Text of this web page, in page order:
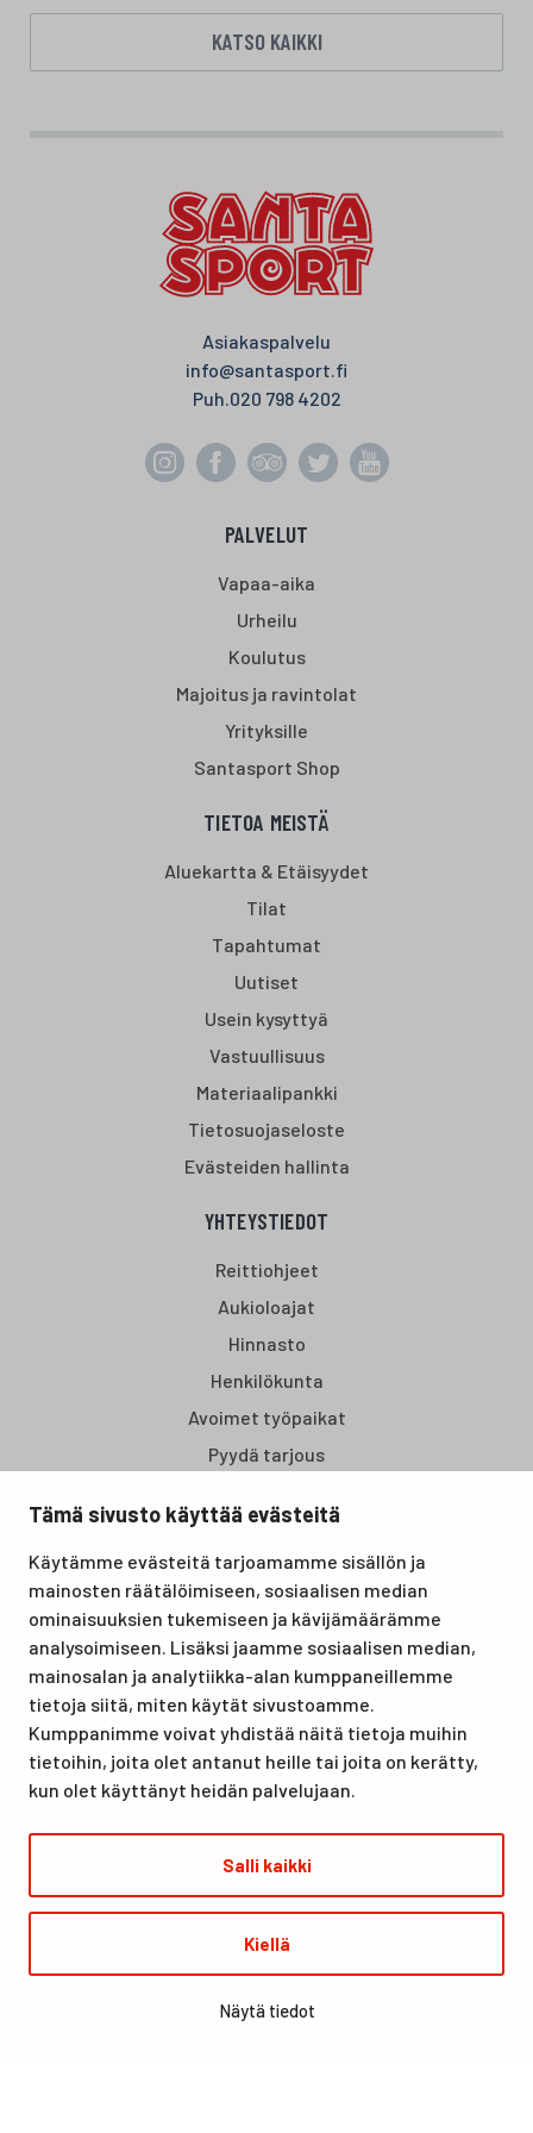
Tämä sivusto käyttää evästeitä
Käytämme evästeitä tarjoamamme sisällön ja
mainosten räätälöimiseen, sosiaalisen median
ominaisuuksien tukemiseen ja kävijämäärämme
analysoimiseen. Lisäksi jaamme sosiaalisen median,
mainosalan ja analytiikka-alan kumppaneillemme
tietoja siitä, miten käytät sivustoamme.
Kumppanimme voivat yhdistää näitä tietoja muihin
tietoihin, joita olet antanut heille tai joita on kerätty,
kun olet käyttänyt heidän palvelujaan.
Salli kaikki
Kiellä
Näytä tiedot
KATSO KAIKKI
Asiakaspalvelu
info@santasport.fi
Puh. 020 798 4202
PALVELUT
Vapaa-aika
Urheilu
Koulutus
Majoitus ja ravintolat
Yrityksille
Santasport Shop
TIETOA MEISTÄ
Aluekartta & Etäisyydet
Tilat
Tapahtumat
Uutiset
Usein kysyttyä
Vastuullisuus
Materiaalipankki
Tietosuojaseloste
Evästeiden hallinta
YHTEYSTIEDOT
Reittiohjeet
Aukioloajat
Hinnasto
Henkilökunta
Avoimet työpaikat
Pyydä tarjous
koulutus- ja vapaa-ajan keskus, joka tarjoaa puitteet niin
lomille, harrastuksille kuin kansainvälisen tason
urheilutapahtumillekin. Santasport on myös virallinen
olympiavalmennuskeskus lumi- ja jääurheilulajeissa sekä
taitovalmennuksessa.